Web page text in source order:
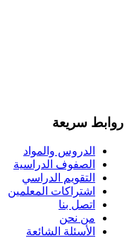
روابط سريعة
الدروس والمواد
الصفوف الدراسية
التقويم الدراسي
اشتراكات المعلمين
اتصل بنا
من نحن
الأسئلة الشائعة